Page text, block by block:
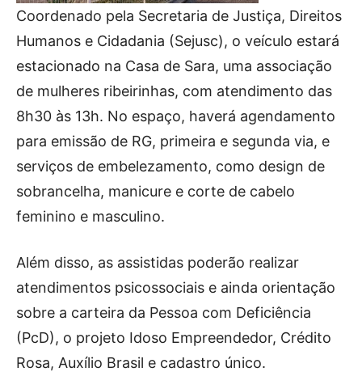
Coordenado pela Secretaria de Justiça, Direitos
Humanos e Cidadania (Sejusc), o veículo estará
estacionado na Casa de Sara, uma associação
de mulheres ribeirinhas, com atendimento das
8h30 às 13h. No espaço, haverá agendamento
para emissão de RG, primeira e segunda via, e
serviços de embelezamento, como design de
sobrancelha, manicure e corte de cabelo
feminino e masculino.
Além disso, as assistidas poderão realizar
atendimentos psicossociais e ainda orientação
sobre a carteira da Pessoa com Deficiência
(PcD), o projeto Idoso Empreendedor, Crédito
Rosa, Auxílio Brasil e cadastro único.